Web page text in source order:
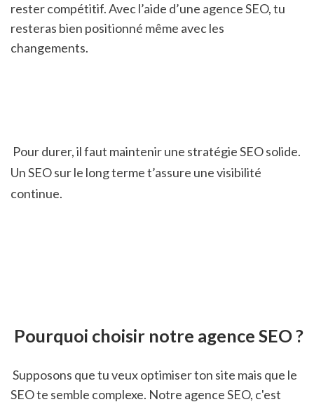
rester compétitif. Avec l’aide d’une agence SEO, tu
resteras bien positionné même avec les
changements.
Un SEO sur le long terme t’assure une visibilité
continue.
Pourquoi choisir notre agence SEO ?
SEO te semble complexe. Notre agence SEO, c'est